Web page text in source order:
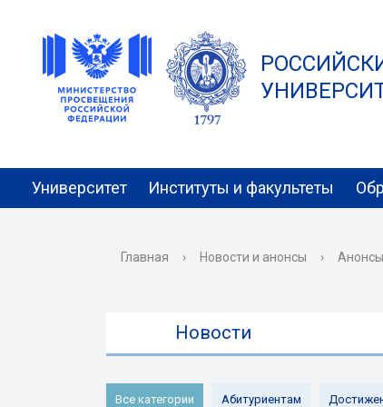
Университет Институты и факультеты
Главная › Новости и анонсы › Анонсы
Новости
Все категории Абитуриентам